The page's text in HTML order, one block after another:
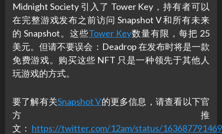
Midnight Society 引入了 Tower Key，持有者可以
在完整游戏发布之前访问 Snapshot V 和所有未来
的 Snapshot。这些Tower Key数量有限，每把 25
美元。但请不要误会：Deadrop 在发布时将是一款
免费游戏。购买这些 NFT 只是一种领先于其他人
玩游戏的方式。
要了解有关Snapshot V的更多信息，请查看以下官
方推
文： https://twitter.com/12am/status/